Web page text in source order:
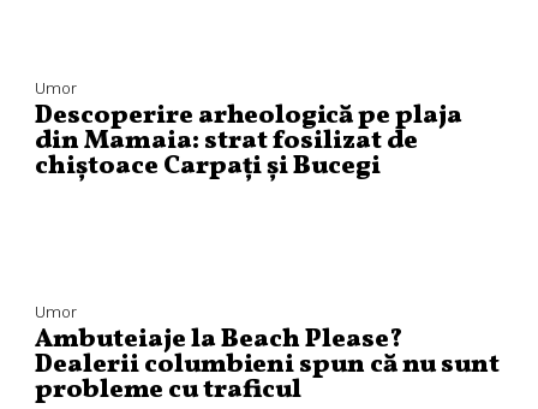
Umor
Descoperire arheologică pe plaja
din Mamaia: strat fosilizat de
chiștoace Carpați și Bucegi
Umor
Ambuteiaje la Beach Please?
Dealerii columbieni spun că nu sunt
probleme cu traficul